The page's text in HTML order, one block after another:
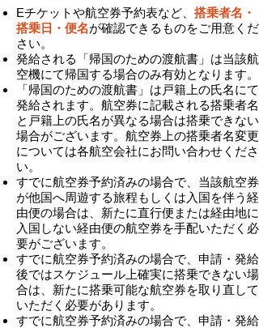
Eチケットや航空券予約表など、 搭乗者名・
搭乗日・便名が確認できるものをご用意くだ
さい。
発給される「帰国のための渡航書」は当該航
空機にて帰国する場合のみ有効となります。
「帰国のための渡航書」は戸籍上の氏名にて
発給されます。航空券に記載される搭乗者名
と戸籍上の氏名が異なる場合は搭乗できない
場合がございます。航空券上の搭乗者名変更
については各航空会社にお問い合わせくださ
い。
​すでに航空券予約済みの場合で、当該航空券
が他国へ周遊する旅程もしくは入国を伴う経
由便の場合は、新たに直行便または経由地に
入国しない経由便の航空券を手配いただく必
要がございます。
すでに航空券予約済みの場合で、申請・発給
後ではスケジュール上確実に搭乗できない場
合は、新たに搭乗可能な航空券を取り直して
いただく必要があります。
すでに航空券予約済みの場合で、申請・発給